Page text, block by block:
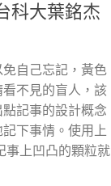
科大葉銘杰
自己忘記，黃色
不見的盲人，該
記事的設計概念
下事情。使用上
事上凹凸的顆粒就